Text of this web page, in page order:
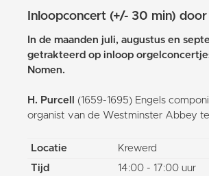
Inloopconcert (+/- 30 min)
In de maanden juli, augustus en
getrakteerd op inloop
Nomen.
H. Purcell
(1659-1695) Engels
organist van de Westminster Abbey
Locatie
Krewerd
Tijd
14:00 - 17:00 uur